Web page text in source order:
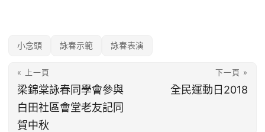
小念頭 詠春示範 詠春表演
« 上一頁
梁錦棠詠春同學會參與
白田社區會堂老友記同
賀中秋
下一頁 »
全民運動日2018